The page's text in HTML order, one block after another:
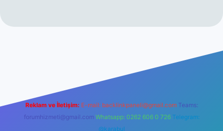
elexbetgiris.org
Reklam ve İletişim: E-mail: backlinkpaneli@gmail.com Teams:
forumhizmeti@gmail.com Whatsapp: 0262 606 0 726 Telegram:
@karabul